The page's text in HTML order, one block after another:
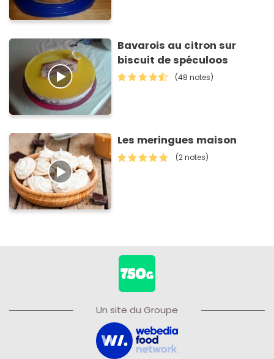
Bavarois au citron sur
biscuit de spéculoos
(48 notes)
Les meringues maison
(2 notes)
Un site du Groupe